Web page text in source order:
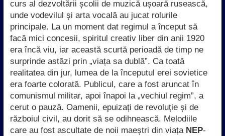
curs al dezvoltării școlii de muzică ușoară rusească,
unde vodevilul și arta vocală au jucat rolurile
principale. La un moment dat regimul a început să
facă mici concesii, spiritul creativ liber din anii 1920
era încă viu, iar această scurtă perioadă de timp ne
surprinde astăzi prin „viața sa dublă”. Ca toată
realitatea din jur, lumea de la începutul erei sovietice
era foarte colorată. Publicul, care a fost aruncat în
comunismul militar, apoi înapoi la „vechiul regim”, a
cerut o pauză. Oamenii, epuizați de revoluție și de
războiul civil, au dorit să se odihnească. Melodiile
care au fost ascultate de noii maeștri din viața NEP-